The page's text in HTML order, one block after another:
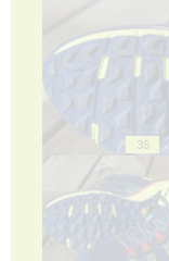
35